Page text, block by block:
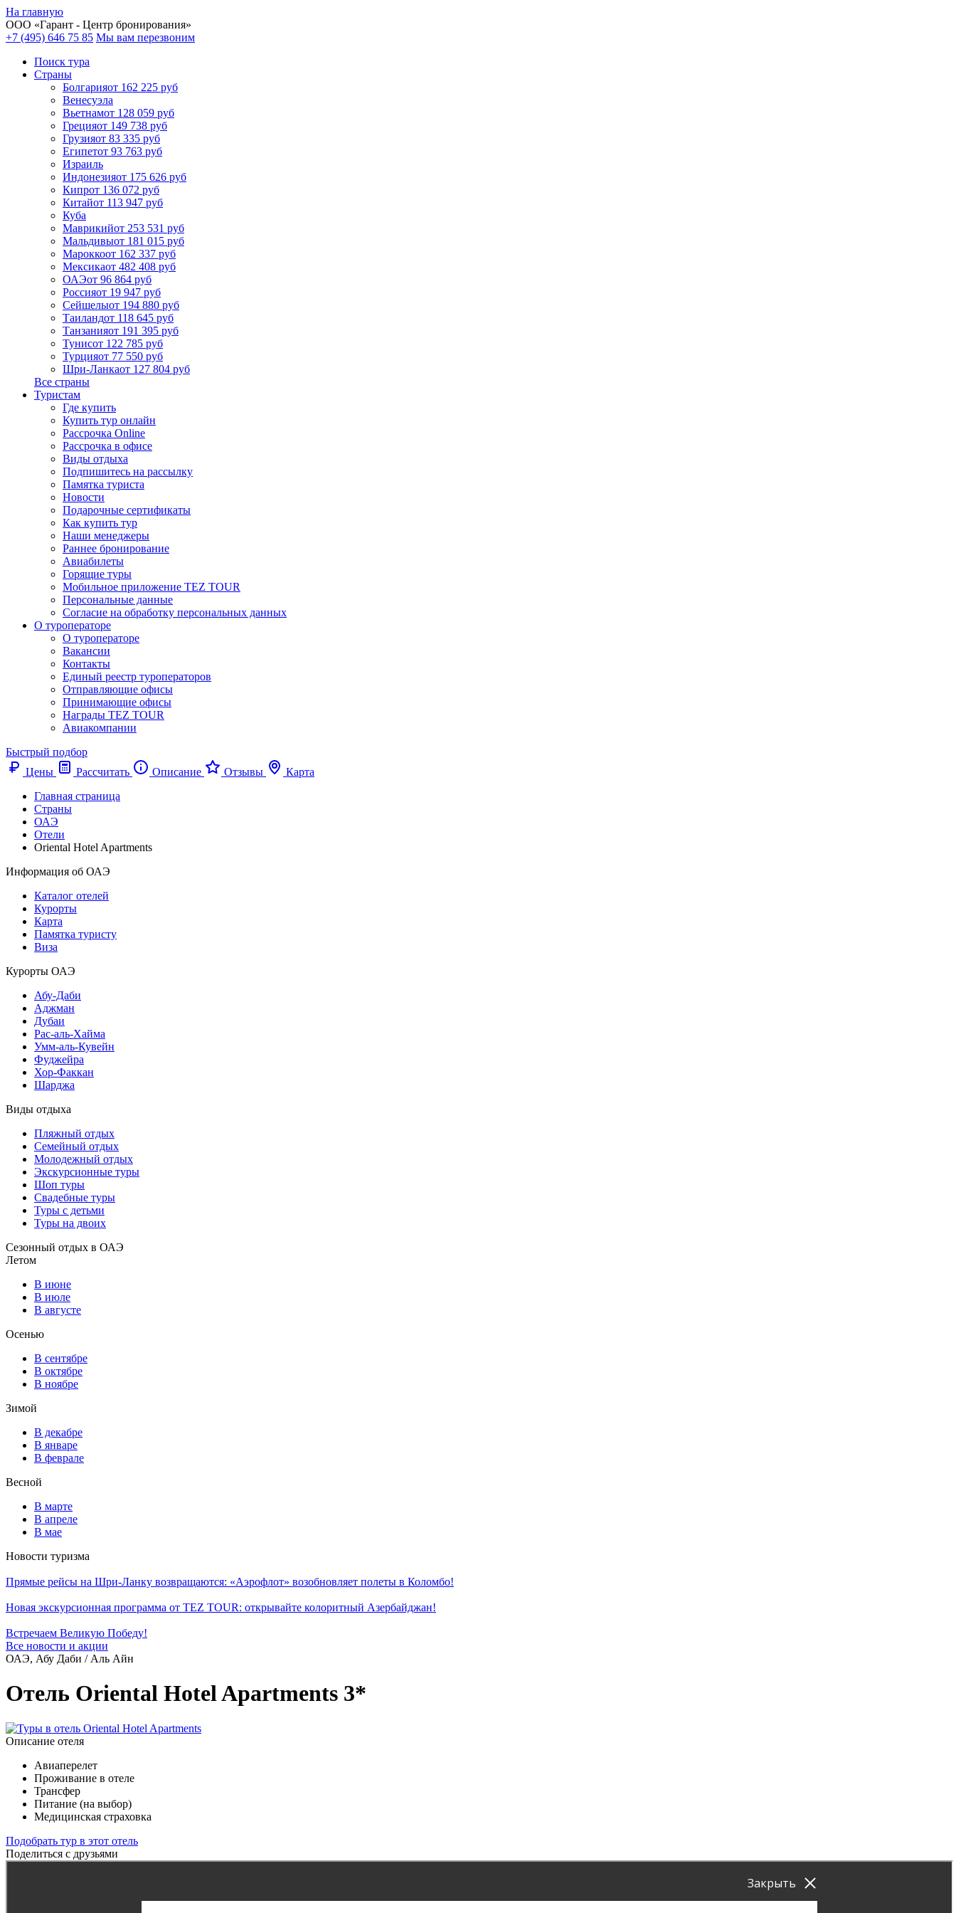
На главную
ООО «Гарант - Центр бронирования»
+7 (495) 646 75 85 Мы вам перезвоним
Поиск тура
Cтраны
Болгарияот 162 225 руб
Венесуэла
Вьетнамот 128 059 руб
Грецияот 149 738 руб
Грузияот 83 335 руб
Египетот 93 763 руб
Израиль
Индонезияот 175 626 руб
Кипрот 136 072 руб
Китайот 113 947 руб
Куба
Маврикийот 253 531 руб
Мальдивыот 181 015 руб
Мароккоот 162 337 руб
Мексикаот 482 408 руб
ОАЭот 96 864 руб
Россияот 19 947 руб
Сейшелыот 194 880 руб
Таиландот 118 645 руб
Танзанияот 191 395 руб
Тунисот 122 785 руб
Турцияот 77 550 руб
Шри-Ланкаот 127 804 руб
Все страны
Туристам
Где купить
Купить тур онлайн
Рассрочка Online
Рассрочка в офисе
Виды отдыха
Подпишитесь на рассылку
Памятка туриста
Новости
Подарочные сертификаты
Как купить тур
Наши менеджеры
Раннее бронирование
Авиабилеты
Горящие туры
Мобильное приложение TEZ TOUR
Персональные данные
Согласие на обработку персональных данных
О туроператоре
О туроператоре
Вакансии
Контакты
Единый реестр туроператоров
Отправляющие офисы
Принимающие офисы
Награды TEZ TOUR
Авиакомпании
Быстрый подбор
Цены
Рассчитать Описание Отзывы
Карта
Главная страница
Cтраны
ОАЭ
Отели
Oriental Hotel Apartments
Информация об ОАЭ
Каталог отелей
Курорты
Карта
Памятка туристу
Виза
Курорты ОАЭ
Абу-Даби
Аджман
Дубаи
Рас-аль-Хайма
Умм-аль-Кувейн
Фуджейра
Хор-Факкан
Шарджа
Виды отдыха
Пляжный отдых
Семейный отдых
Молодежный отдых
Экскурсионные туры
Шоп туры
Свадебные туры
Туры с детьми
Туры на двоих
Сезонный отдых в ОАЭ
Летом
В июне
В июле
В августе
Осенью
В сентябре
В октябре
В ноябре
Зимой
В декабре
В январе
В феврале
Весной
В марте
В апреле
В мае
Новости туризма
Прямые рейсы на Шри-Ланку возвращаются: «Аэрофлот» возобновляет полеты в Коломбо!
Новая экскурсионная программа от TEZ TOUR: открывайте колоритный Азербайджан!
Встречаем Великую Победу!
Все новости и акции
ОАЭ, Абу Даби / Аль Айн
Отель Oriental Hotel Apartments 3*
Описание отеля
Авиаперелет
Проживание в отеле
Трансфер
Питание (на выбор)
Медицинская страховка
Подобрать тур в этот отель
Поделиться с друзьями